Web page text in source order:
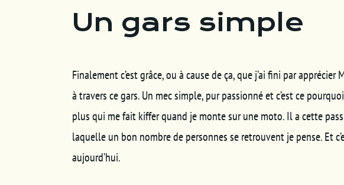
Un gars simple
Finalement c’est grâce, ou à cause de ça, que j’ai fini par apprécier
à travers ce gars. Un mec simple, pur passionné et c’est ce
plus qui me fait kiffer quand je monte sur une moto. Il a cette
laquelle un bon nombre de personnes se retrouvent je pense. Et
aujourd’hui.